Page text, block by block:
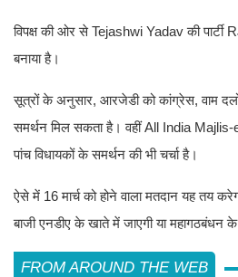
विपक्ष की ओर से Tejashwi Yadav की पार्टी
बनाया है।
सूत्रों के अनुसार, आरजेडी को कांग्रेस, वाम
समर्थन मिल सकता है। वहीं All India
पांच विधायकों के समर्थन की भी चर्चा है।
ऐसे में 16 मार्च को होने वाला मतदान यह तय
बाजी एनडीए के खाते में जाएगी या महागठबंधन
FROM AROUND THE WEB